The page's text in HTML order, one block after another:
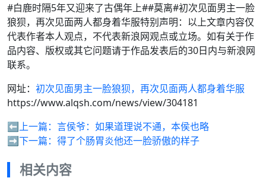
#白鹿时隔5年又迎来了古偶年上##莫离#初次见面男主一脸
狼狈，再次见面两人都身着华服特别声明：以上文章内容仅
代表作者本人观点，不代表新浪网观点或立场。如有关于作
品内容、版权或其它问题请于作品发表后的30日内与新浪网
联系。
网址： 初次见面男主一脸狼狈，再次见面两人都身着华服
https://www.alqsh.com/news/view/304181
⬅️上一篇： 言侯爷：如果道理说不通，本侯也略
➡️下一篇： 得了个肠胃炎他还一脸骄傲的样子
相关内容